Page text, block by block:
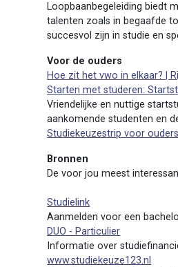
Loopbaanbegeleiding biedt
talenten zoals in begaafde
succesvol zijn in studie en
Voor de ouders
Hoe zit het vwo in elkaar? |
Starten met studeren:
Vriendelijke en nuttige
aankomende studenten en
Studiekeuzestrip voor ouders
Bronnen
De voor jou meest
Studielink
Aanmelden voor een
DUO - Particulier
Informatie over
www.studiekeuze123.nl